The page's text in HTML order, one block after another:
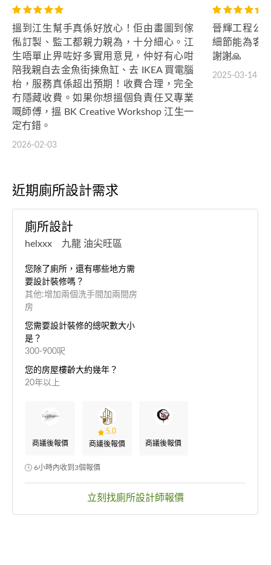
搵到江生幫手真係好放心！佢由畫圖到傢
俬訂製、監工都親力親為，十分細心。江
生唔單止畀咗好多實用意見，仲好有心咁
陪我親自去金魚街揀魚缸、去 IKEA 買電腦
枱，服務真係超出預期！收費合理，完全
冇隱藏收費。如果你想搵個負責任又專業
嘅師傅，搵 BK Creative Workshop 江生一
定冇錯。
2026-02-03
晉輝工程公
細節能為客
謝謝🙏
2025-03-14
近期廁所設計需求
廁所設計
helxxx 九龍 油尖旺區
您除了廁所，還有哪些地方需
要設計裝修嗎？
其他:增加兩個洗手間加兩間房
房
您需要設計裝修的總呎數大小
是？
300-900呎
您的房屋樓齡大約幾年？
20年以上
商議後報價
5.0
商議後報價
商議後報價
6小時內收到3個報價
立刻找廁所設計師報價